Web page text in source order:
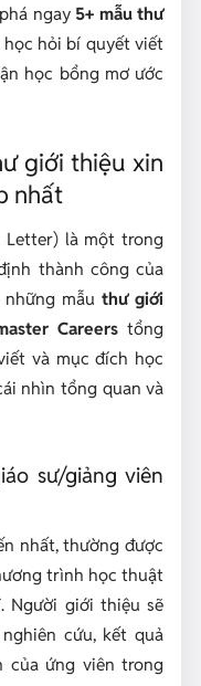
ngay 5+ mẫu thư
hỏi bí quyết viết
học bổng mơ ước
giới thiệu xin
nhất
Letter) là một trong
thành công của
những mẫuthư giới
Careers tổng
và mục đích học
nhìn tổng quan và
sư/giảng viên
nhất, thường được
trình học thuật
Người giới thiệu sẽ
cứu, kết quả
của ứng viên trong